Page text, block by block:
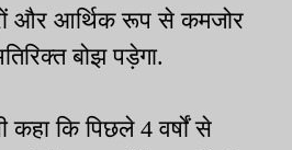
और आर्थिक रूप से कमजोर
बोझ पड़ेगा.
कि पिछले 4 वर्षों से